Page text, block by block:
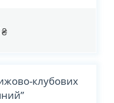
₴
клубових